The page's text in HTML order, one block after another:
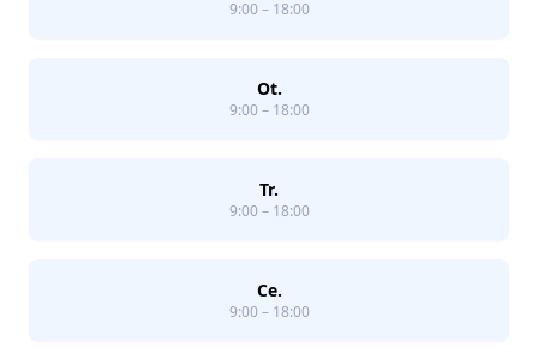
9:00 – 18:00
Ot.
9:00 – 18:00
Tr.
9:00 – 18:00
Ce.
9:00 – 18:00